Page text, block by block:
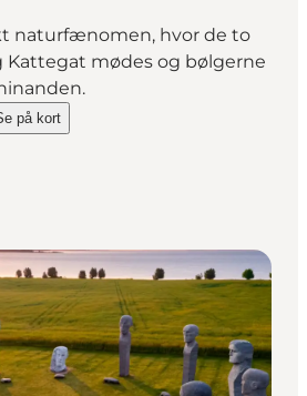
naturfænomen, hvor de to
Kattegat mødes og bølgerne
i Skagen"
på kort
Grenen i Skagen on_map